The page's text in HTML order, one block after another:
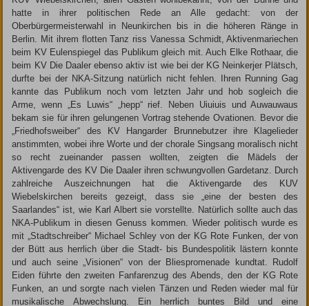
hatte in ihrer politischen Rede an Alle gedacht: von der
Oberbürgermeisterwahl in Neunkirchen bis in die höheren Ränge in
Berlin. Mit ihrem flotten Tanz riss Vanessa Schmidt, Aktivenmariechen
beim KV Eulenspiegel das Publikum gleich mit. Auch Elke Rothaar, die
beim KV Die Daaler ebenso aktiv ist wie bei der KG Neinkerjer Plätsch,
durfte bei der NKA-Sitzung natürlich nicht fehlen. Ihren Running Gag
kannte das Publikum noch vom letzten Jahr und hob sogleich die
Arme, wenn „Es Luwis“ „hepp“ rief. Neben Uiuiuis und Auwauwaus
bekam sie für ihren gelungenen Vortrag stehende Ovationen. Bevor die
„Friedhofsweiber“ des KV Hangarder Brunnebutzer ihre Klagelieder
anstimmten, wobei ihre Worte und der chorale Singsang moralisch nicht
so recht zueinander passen wollten, zeigten die Mädels der
Aktivengarde des KV Die Daaler ihren schwungvollen Gardetanz. Durch
zahlreiche Auszeichnungen hat die Aktivengarde des KUV
Wiebelskirchen bereits gezeigt, dass sie „eine der besten des
Saarlandes“ ist, wie Karl Albert sie vorstellte. Natürlich sollte auch das
NKA-Publikum in diesen Genuss kommen. Wieder politisch wurde es
mit „Stadtschreiber“ Michael Schley von der KG Rote Funken, der von
der Bütt aus herrlich über die Stadt- bis Bundespolitik lästern konnte
und auch seine „Visionen“ von der Bliespromenade kundtat. Rudolf
Eiden führte den zweiten Fanfarenzug des Abends, den der KG Rote
Funken, an und sorgte nach vielen Tänzen und Reden wieder mal für
musikalische Abwechslung. Ein herrlich buntes Bild und eine